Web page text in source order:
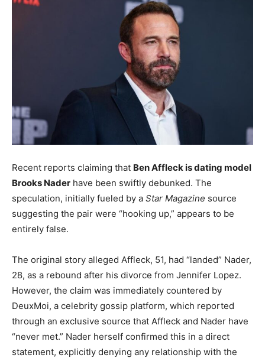
Recent reports claiming that Ben Affleck is dating model
Brooks Nader have been swiftly debunked. The
speculation, initially fueled by a Star Magazine source
suggesting the pair were “hooking up,” appears to be
entirely false.
The original story alleged Affleck, 51, had “landed” Nader,
28, as a rebound after his divorce from Jennifer Lopez.
However, the claim was immediately countered by
DeuxMoi, a celebrity gossip platform, which reported
through an exclusive source that Affleck and Nader have
“never met.” Nader herself confirmed this in a direct
statement, explicitly denying any relationship with the